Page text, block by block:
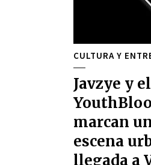
CULTURA Y
Javzye y
marcan
escena
llegada a